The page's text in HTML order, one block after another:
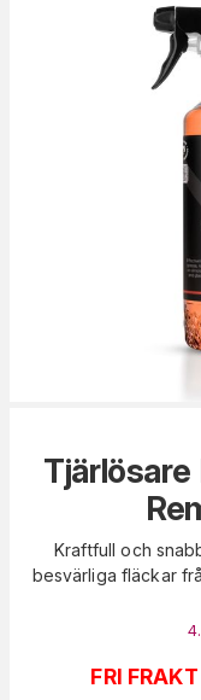
Tjärlösare
Kraftfull och
besvärliga fläckar
FRI